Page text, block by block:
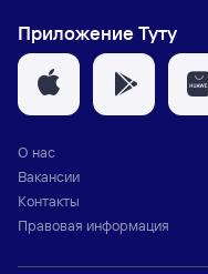
Приложение Туту
О нас
Вакансии
Контакты
Правовая информация